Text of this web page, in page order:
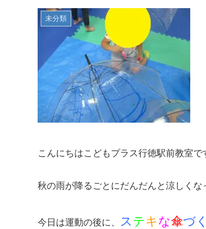
未分類
こんにちはこどもプラス行徳駅前教室で
秋の雨が降るごとにだんだんと涼しくな
今日は運動の後に、 ステキな傘づ